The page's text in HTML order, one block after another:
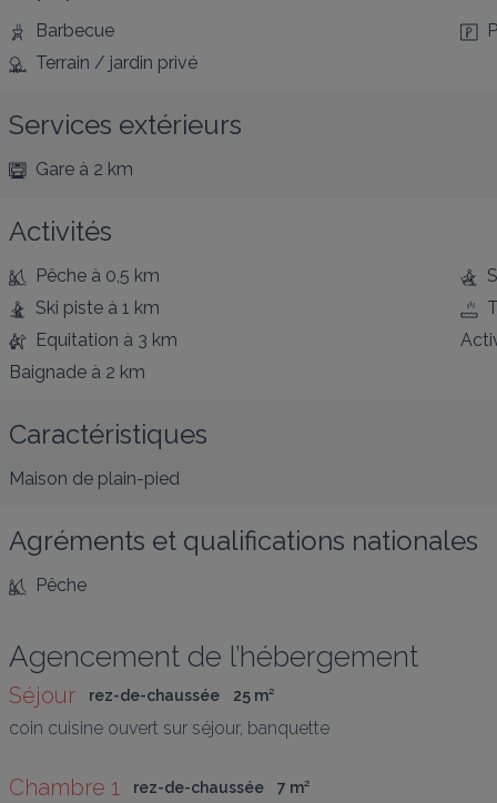
Barbecue
Terrain / jardin privé
Services extérieurs
Gare à 2 km
Activités
Pêche à 0,5 km
Ski piste à 1 km
Equitation à 3 km
Baignade à 2 km
Caractéristiques
Maison de plain-pied
Agréments et qualifications nationales
Pêche
Agencement de l’hébergement
Séjour rez-de-chaussée 25 m²
coin cuisine ouvert sur séjour, banquette
Chambre 1 rez-de-chaussée 7 m²